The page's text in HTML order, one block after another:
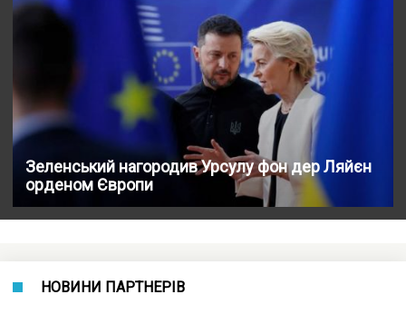
Зеленський нагородив Урсулу фон дер Ляйєн
орденом Європи
НОВИНИ ПАРТНЕРІВ